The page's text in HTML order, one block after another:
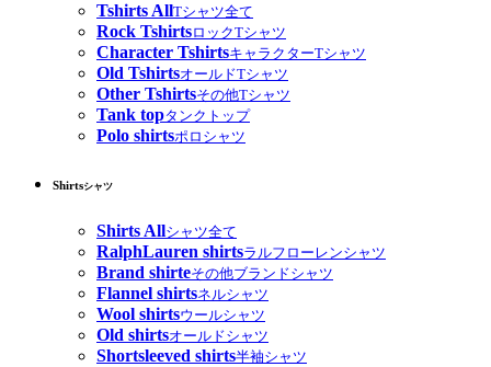
Tshirts AllTシャツ全て
Rock TshirtsロックTシャツ
Character TshirtsキャラクターTシャツ
Old TshirtsオールドTシャツ
Other Tshirtsその他Tシャツ
Tank topタンクトップ
Polo shirtsポロシャツ
Shirtsシャツ
Shirts Allシャツ全て
RalphLauren shirtsラルフローレンシャツ
Brand shirteその他ブランドシャツ
Flannel shirtsネルシャツ
Wool shirtsウールシャツ
Old shirtsオールドシャツ
Shortsleeved shirts半袖シャツ